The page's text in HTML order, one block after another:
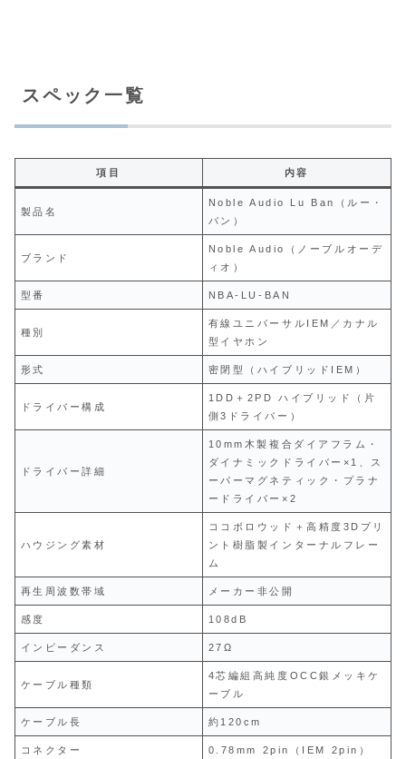
スペック一覧
項目 内容
製品名
Noble Audio Lu Ban（ルー・
バン）
ブランド
Noble Audio（ノーブルオーデ
ィオ）
型番 NBA-LU-BAN
種別
有線ユニバーサルIEM／カナル
型イヤホン
形式 密閉型（ハイブリッドIEM）
ドライバー構成
1DD＋2PD ハイブリッド（片
側3ドライバー）
ドライバー詳細
10mm木製複合ダイアフラム・
ダイナミックドライバー×1、ス
ーパーマグネティック・プラナ
ードライバー×2
ハウジング素材
ココボロウッド＋高精度3Dプリ
ント樹脂製インターナルフレー
ム
再生周波数帯域 メーカー非公開
感度 108dB
インピーダンス 27Ω
ケーブル種類
4芯編組高純度OCC銀メッキケ
ーブル
ケーブル長 約120cm
コネクター 0.78mm 2pin（IEM 2pin）